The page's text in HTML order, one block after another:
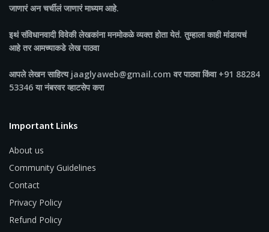
जाणारं अन चर्चीलं जाणारं माध्यम आहे.
इथं संविधानवादी विवेकी लेखकांना मनमोकळे व्यक्त होता येतं. तुम्हाला काही मांडायचं
आहे तर आमच्याकडे लेख पाठवा
आपले लेखन साहित्य jaaglyaweb@gmail.com वर पाठवा किंवा +91 88284
53346 या नंबरवर व्हाटसेप करा
Important Links
About us
Community Guidelines
Contact
Privacy Policy
Refund Policy